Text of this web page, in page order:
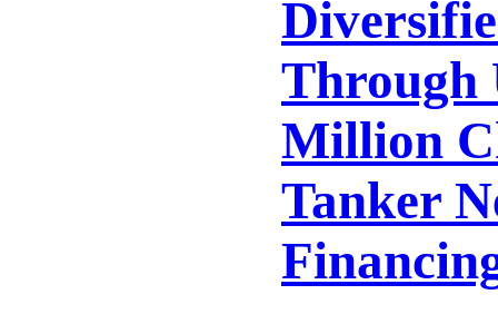
Through
Million
Tanker